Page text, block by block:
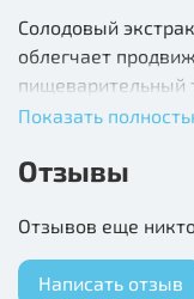
Солодовый
облегчает
пищеварительный
Витамин B5
Ионы серебра
Показания:
для вывода
Показать
Отзывы
Отзывов еще
Написать отзыв